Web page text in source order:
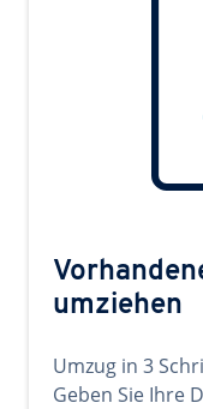
umziehen
Umzug in 3
Geben Sie Ihre